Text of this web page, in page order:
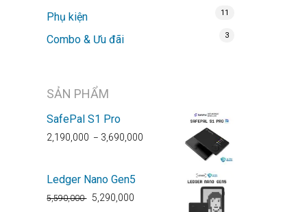
Phụ kiện 11
Combo & Ưu đãi 3
SẢN PHẨM
SafePal S1 Pro
2,190,000 – 3,690,000
Ledger Nano Gen5
5,590,000 5,290,000